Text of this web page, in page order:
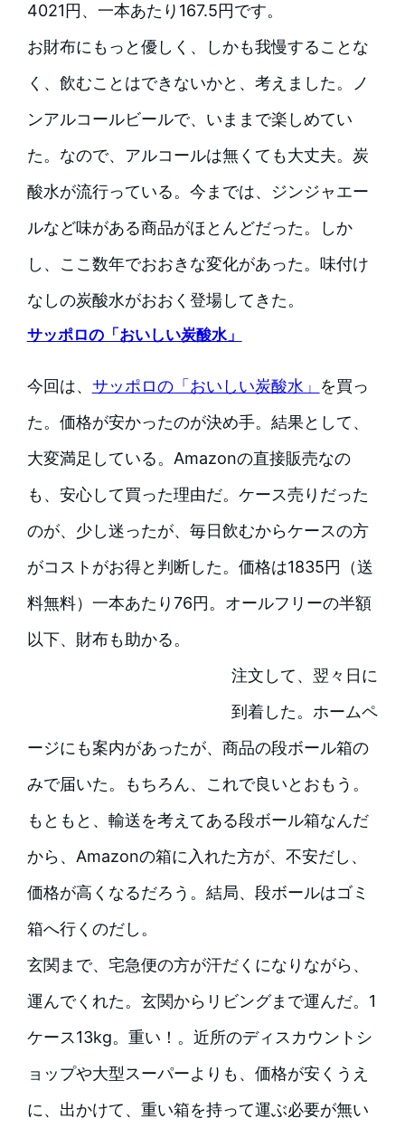
4021円、一本あたり167.5円です。
お財布にもっと優しく、しかも我慢することな
く、飲むことはできないかと、考えました。ノ
ンアルコールビールで、いままで楽しめてい
た。なので、アルコールは無くても大丈夫。炭
酸水が流行っている。今までは、ジンジャエー
ルなど味がある商品がほとんどだった。しか
し、ここ数年でおおきな変化があった。味付け
なしの炭酸水がおおく登場してきた。
サッポロの「おいしい炭酸水」
今回は、 サッポロの「おいしい炭酸水」 を買っ
た。価格が安かったのが決め手。結果として、
大変満足している。Amazonの直接販売なの
も、安心して買った理由だ。ケース売りだった
のが、少し迷ったが、毎日飲むからケースの方
がコストがお得と判断した。価格は1835円（送
料無料）一本あたり76円。オールフリーの半額
以下、財布も助かる。
注文して、翌々日に
到着した。ホームペ
ージにも案内があったが、商品の段ボール箱の
みで届いた。もちろん、これで良いとおもう。
もともと、輸送を考えてある段ボール箱なんだ
から、Amazonの箱に入れた方が、不安だし、
価格が高くなるだろう。結局、段ボールはゴミ
箱へ行くのだし。
玄関まで、宅急便の方が汗だくになりながら、
運んでくれた。玄関からリビングまで運んだ。1
ケース13kg。重い！。近所のディスカウントシ
ョップや大型スーパーよりも、価格が安くうえ
に、出かけて、重い箱を持って運ぶ必要が無い